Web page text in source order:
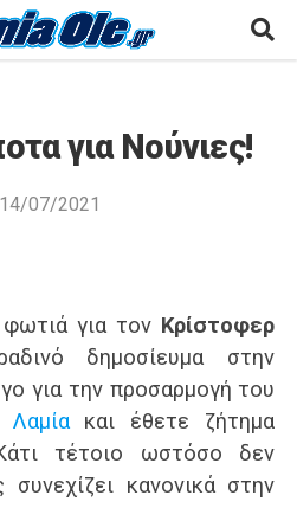
για Νούνιες!
14/07/2021
για τον Κρίστοφερ
δημοσίευμα στην
για την προσαρμογή του
Λαμίακαι έθετε ζήτημα
τέτοιο ωστόσο δεν
κανονικά στην